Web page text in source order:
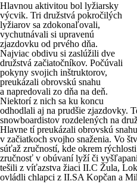
Hlavnou aktivitou bol lyžiarsky
výcvik. Tri družstvá pokročilých
lyžiarov sa zdokonaľovali,
vychutnávali si upravenú
zjazdovku od prvého dňa.
Najviac obdivu si zaslúžili dve
družstvá začiatočníkov. Počúvali
pokyny svojich inštruktorov,
preukázali obrovskú snahu
a napredovali zo dňa na deň.
Niektorí z nich sa ku koncu
odhodlali aj na prudšie zjazdovky.
snowboardistov rozdelených na
Hlavne tí preukázali obrovskú
v začiatkoch svojho snaženia. Vo
súťaž zručností, kde okrem
zručnosť v obúvaní lyží či
tešili z víťazstva žiaci II.C Žula,
ovládli chlapci z II.SA Kopčan a